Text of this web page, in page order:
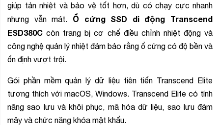
giúp tản nhiệt và bảo vệ tốt hơn, dù có chạy cực nhanh
nhưng vẫn mát. Ổ cứng SSD di động Transcend
ESD380C còn trang bị cơ chế điều chỉnh nhiệt động và
công nghệ quản lý nhiệt đảm bảo rằng ổ cứng có độ bền và
ổn định vượt trội.
Gói phần mềm quản lý dữ liệu tiên tiến Transcend Elite
tương thích với macOS, Windows. Transcend Elite có tính
năng sao lưu và khôi phục, mã hóa dữ liệu, sao lưu đám
mây và chức năng khóa mật khẩu.